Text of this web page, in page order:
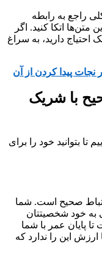
راجع به رابطه
اتکا کنید. اگر
دارید، به سراغ
پیدا کردن از آن
با شریک
بتوانید خود را برای
صحیح است. شما
به خود شخصیتتان
پایان عمر با شما
این را ندارد که